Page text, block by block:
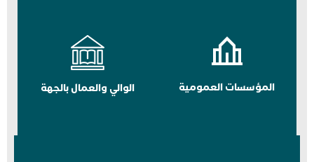
المؤسسات العمومية الوالي والعمال بالجهة